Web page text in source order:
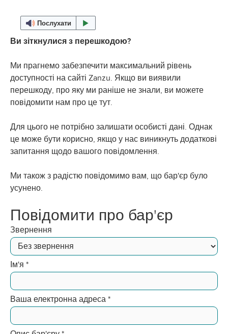
Послухати
Ви зіткнулися з перешкодою?
Ми прагнемо забезпечити максимальний рівень
доступності на сайті Zanzu. Якщо ви виявили
перешкоду, про яку ми раніше не знали, ви можете
повідомити нам про це тут.
Для цього не потрібно залишати особисті дані. Однак
це може бути корисно, якщо у нас виникнуть додаткові
запитання щодо вашого повідомлення.
Ми також з радістю повідомимо вам, що бар'єр було
усунено.
Повідомити про бар'єр
Звернення
Ім'я *
Ваша електронна адреса *